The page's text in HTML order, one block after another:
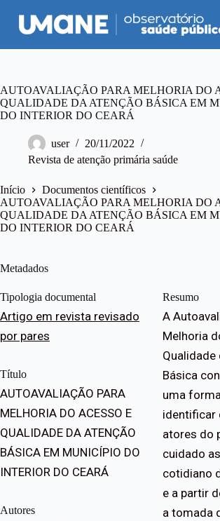
P
u
a
a
r
a
e
ú
d
o
AUTOAVALIAÇÃO PARA MELHORIA DO
QUALIDADE DA ATENÇÃO BÁSICA EM
DO INTERIOR DO CEARÁ
user
20/11/2022
Revista de atenção primária saúde
Início
Documentos científicos
AUTOAVALIAÇÃO PARA MELHORIA DO
QUALIDADE DA ATENÇÃO BÁSICA EM
DO INTERIOR DO CEARÁ
Metadados
Tipologia documental
Artigo em revista revisado
por pares
Título
AUTOAVALIAÇÃO PARA
MELHORIA DO ACESSO E
QUALIDADE DA ATENÇÃO
BÁSICA EM MUNICÍPIO DO
INTERIOR DO CEARÁ
Autores
Resumo
A
Melhoria
Qualidade
Básica
uma
identificar
atores do
cuidado
cotidiano
e a partir
a tomada